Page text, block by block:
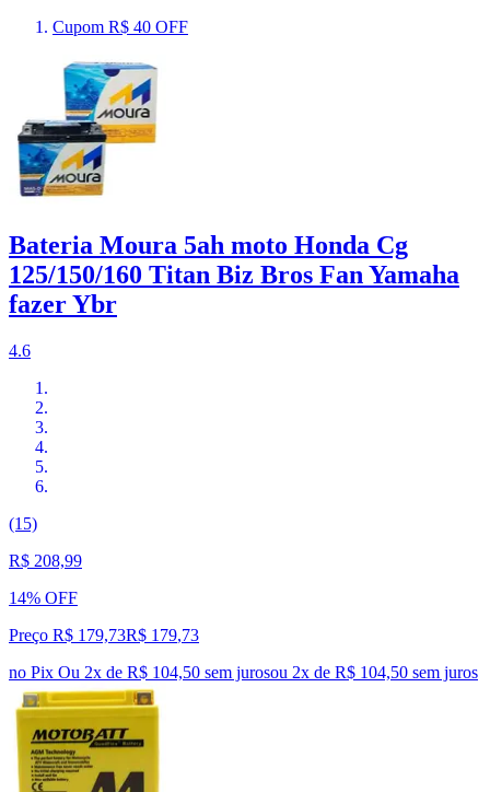
Cupom R$ 40 OFF
Bateria Moura 5ah moto Honda Cg
125/150/160 Titan Biz Bros Fan Yamaha
fazer Ybr
4.6
(15)
R$ 208,99
14% OFF
Preço R$ 179,73R$ 179,73
no Pix Ou 2x de R$ 104,50 sem jurosou 2x de R$ 104,50 sem juros